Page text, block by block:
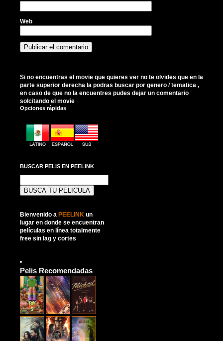
Web
Si no encuentras el movie que quieres ver no te olvides que en la
parte superior derecha la podras buscar por genero / tematica ,
en caso de que no la encuentres pudes dejar un comentario
solcitando el movie
Opciones rápidas
BUSCAR PELIS EN PEELINK
Bienvenido a PEELINK un
lugar en donde se encuentran
películas en línea totalmente
free sin lag y cortes
Pelis Recomendadas